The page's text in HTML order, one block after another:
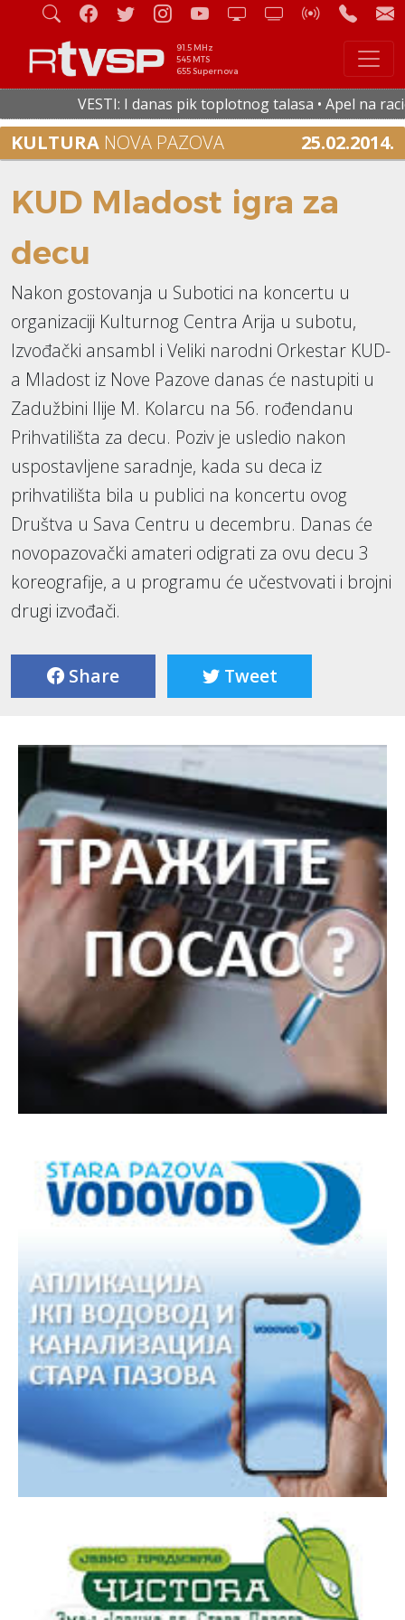
91.5 MHz
545 MTS
655 Supernova
VESTI: I danas pik toplotnog talasa • Apel na
KULTURA NOVA PAZOVA 25.02.2014.
KUD Mladost igra za
decu
Nakon gostovanja u Subotici na koncertu u
organizaciji Kulturnog Centra Arija u subotu,
Izvođački ansambl i Veliki narodni Orkestar KUD-
a Mladost iz Nove Pazove danas će nastupiti u
Zadužbini Ilije M. Kolarcu na 56. rođendanu
Prihvatilišta za decu. Poziv je usledio nakon
uspostavljene saradnje, kada su deca iz
prihvatilišta bila u publici na koncertu ovog
Društva u Sava Centru u decembru. Danas će
novopazovački amateri odigrati za ovu decu 3
koreografije, a u programu će učestvovati i brojni
drugi izvođači.
Share Tweet